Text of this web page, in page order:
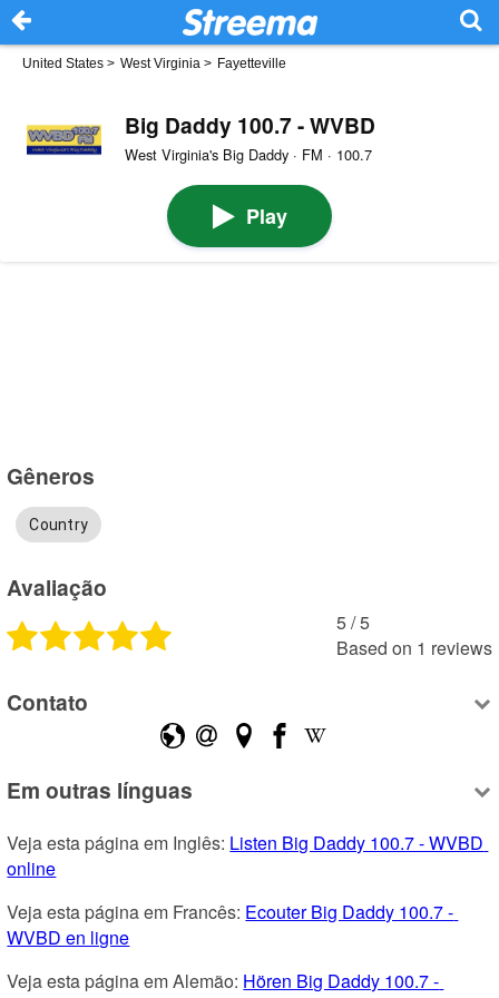
United States > West Virginia > Fayetteville
Big Daddy 100.7 - WVBD
West Virginia's Big Daddy · FM · 100.7
Play
Gêneros
Country
Avaliação
5 /5
Based on 1 reviews
Contato
Em outras línguas
Veja esta página em Inglês: Listen Big Daddy 100.7 - WVBD
online
Veja esta página em Francês: Ecouter Big Daddy 100.7 -
WVBD en ligne
Veja esta página em Alemão: Hören Big Daddy 100.7 -